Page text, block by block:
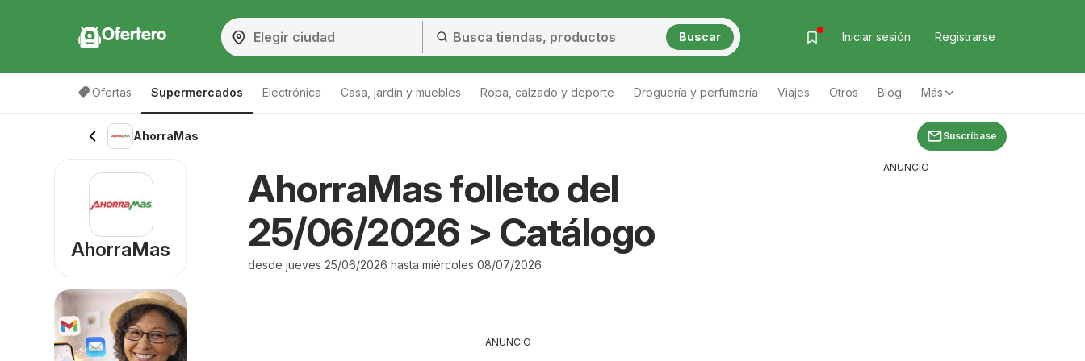
Ofertero Buscar Iniciar sesión Registrarse
Ofertas Supermercados Electrónica Casa, jardín y muebles Ropa, calzado y deporte Droguería y perfumería Viajes Otros Blog Más
AhorraMas Suscríbase
AhorraMas folleto del
25/06/2026 > Catálogo
desde jueves 25/06/2026 hasta miércoles 08/07/2026
ANUNCIO
AhorraMas
ANUNCIO